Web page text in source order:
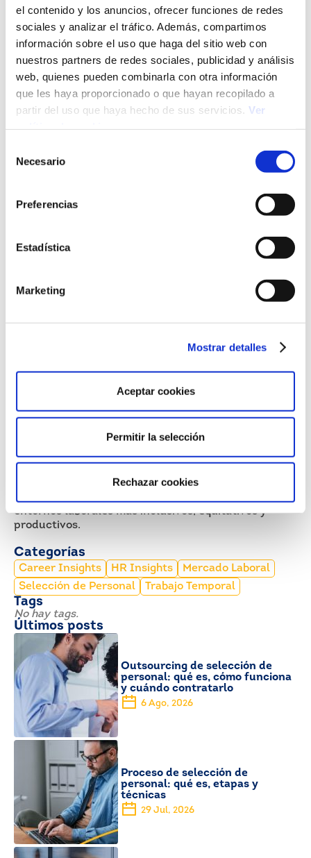
el contenido y los anuncios, ofrecer funciones de redes
sociales y analizar el tráfico. Además, compartimos
información sobre el uso que haga del sitio web con
nuestros partners de redes sociales, publicidad y análisis
web, quienes pueden combinarla con otra información
que les haya proporcionado o que hayan recopilado a
partir del uso que haya hecho de sus servicios. Ver
Necesario
Preferencias
Estadística
Marketing
Mostrar detalles
Aceptar cookies
Permitir la selección
Rechazar cookies
Rodearte de personas diversas que puedan
Tener actitud de constante aprendizaje y
voluntad de evitar sesgos inconscientes
Promover la escucha activa y usar herramientas
para identificar sesgos personales
Herramientas y
estrategias para
inconscientes
visibilizar y evitar prejuicios
Estandarizar procesos
: establecer criterios
: programas donde líderes
aprenden de empleados/as que formen parte de
entendimiento mutuo
estructurado : promover el
constante y anónimo puede evidenciar
patrones y dinámicas discriminatorias no
detectadas
Abordar los sesgos inconscientes es un compromiso
clave por parte de las organizaciones.Cuestionar
seguros de diálogo y construir procesos más
objetivos son pasos esenciales para avanzar hacia
entornos laborales más inclusivos, equitativos y
productivos.
Categorías
Career Insights HR Insights
Mercado Laboral
Selección de Personal
Trabajo Temporal
Tags
No hay tags.
Últimos posts
Outsourcing de selección de
personal: qué es, cómo funciona
y cuándo contratarlo
6 Ago, 2026
Proceso de selección de
personal: qué es, etapas y
técnicas
29 Jul, 2026